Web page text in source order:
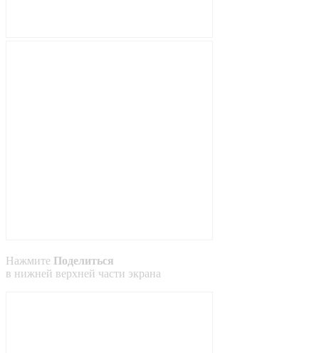
Нажмите Поделиться
в нижней верхней части экрана